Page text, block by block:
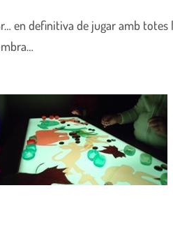
en definitiva de jugar amb